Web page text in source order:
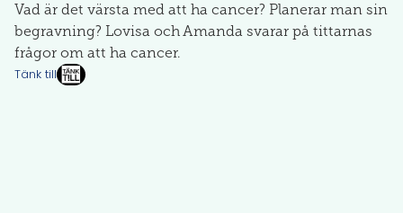
Vad är det värsta med att ha cancer? Planerar man sin
begravning? Lovisa och Amanda svarar på tittarnas
frågor om att ha cancer.
Tänk till